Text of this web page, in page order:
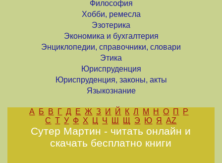
Философия
Хобби, ремесла
Эзотерика
Экономика и бухгалтерия
Энциклопедии, справочники, словари
Этика
Юриспруденция
Юриспруденция, законы, акты
Языкознание
А Б В Г Д Е Ж З И Й К Л М Н О П
Р
С Т У Ф Х Ц Ч Ш Щ Э Ю Я AZ
Сутер Мартин - читать онлайн и
скачать бесплатно книги